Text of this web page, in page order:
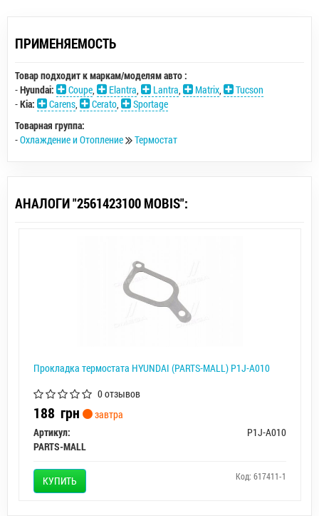
ПРИМЕНЯЕМОСТЬ
Товар подходит к маркам/моделям авто :
-Hyundai: Coupe Elantra Lantra Matrix
Tucson
-Kia: Carens Cerato
Sportage
Товарная группа:
-Охлаждение и Отопление Термостат
АНАЛОГИ "2561423100 MOBIS":
Прокладка термостата HYUNDAI (PARTS-MALL) P1J-A010
0 отзывов
188 грн
завтра
Артикул:
P1J-A010
PARTS-MALL
КУПИТЬ Код: 617411-1